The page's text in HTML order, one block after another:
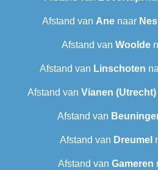
Afstand van Ane naar
Afstand van Woolde
Afstand van Linschoten
Afstand van Vianen (Utrecht)
Afstand van
Afstand van Dreumel
Afstand van Gameren